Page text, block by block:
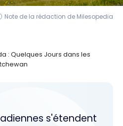
Note de la rédaction de Milesopedia
: Quelques Jours dans les
s'étendent